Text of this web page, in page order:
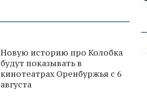
Новую историю про Колобка
будут показывать в
кинотеатрах Оренбуржья с 6
августа